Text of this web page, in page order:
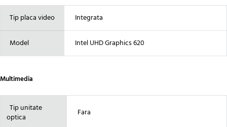
Tip placa video Integrata
Model Intel UHD Graphics 620
Multimedia
Tip unitate
optica
Fara